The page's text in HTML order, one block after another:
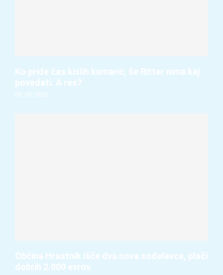
Ko pride čas kislih kumaric, še Ritter nima kaj
povedati. A res?
05. 08. 2026
Občina Hrastnik išče dva nova sodelavca, plači
dobrih 2.000 evrov